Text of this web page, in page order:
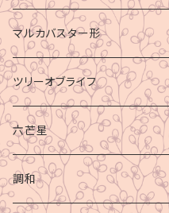
マルカバスター形
ツリーオブライフ
六芒星
調和